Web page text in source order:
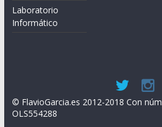
Laboratorio
Informático
© FlavioGarcia.es 2012-2018 Con
OLS554288